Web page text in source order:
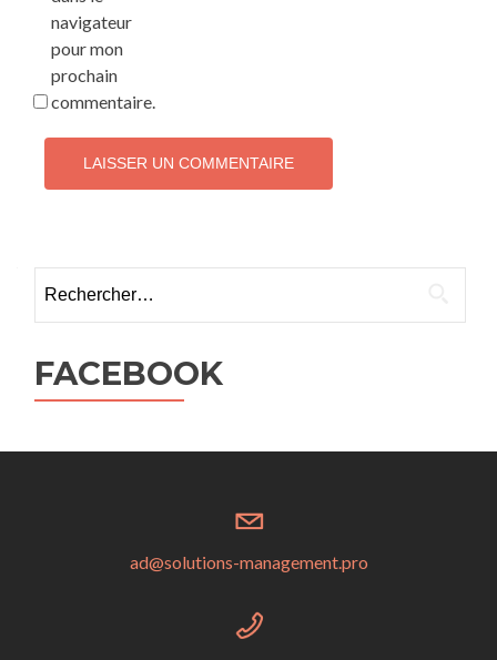
navigateur
pour mon
prochain
commentaire.
FACEBOOK
ad@solutions-management.pro